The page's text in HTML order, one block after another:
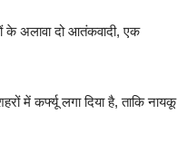
के अलावा दो आतंकवादी, एक
में कर्फ्यू लगा दिया है, ताकि नायकू